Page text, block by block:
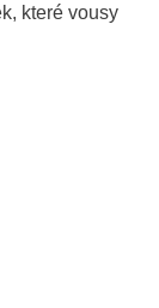
které vousy